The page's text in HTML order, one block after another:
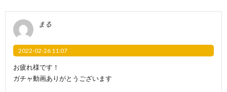
まる
2022-02-26 11:07
お疲れ様です！
ガチャ動画ありがとうございます